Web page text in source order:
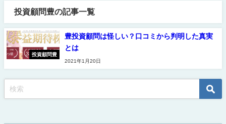
投資顧問豊の記事一覧
投資顧問豊
豊投資顧問は怪しい？口コミから判明した真実
とは
2021年1月20日